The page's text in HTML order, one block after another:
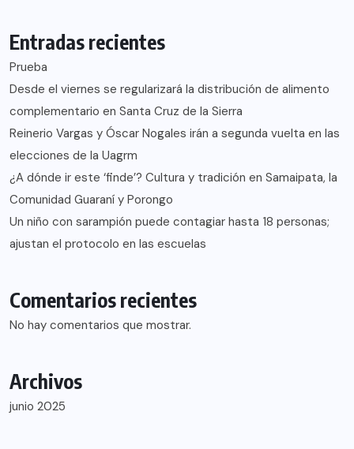
Entradas recientes
Prueba
Desde el viernes se regularizará la distribución de alimento
complementario en Santa Cruz de la Sierra
Reinerio Vargas y Óscar Nogales irán a segunda vuelta en las
elecciones de la Uagrm
¿A dónde ir este ‘finde’? Cultura y tradición en Samaipata, la
Comunidad Guaraní y Porongo
Un niño con sarampión puede contagiar hasta 18 personas;
ajustan el protocolo en las escuelas
Comentarios recientes
No hay comentarios que mostrar.
Archivos
junio 2025